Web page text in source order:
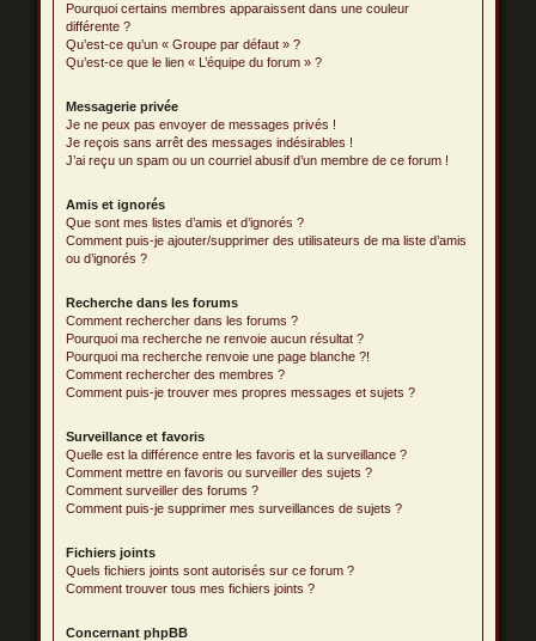
Pourquoi certains membres apparaissent dans une couleur
différente ?
Qu’est-ce qu’un « Groupe par défaut » ?
Qu’est-ce que le lien « L’équipe du forum » ?
Messagerie privée
Je ne peux pas envoyer de messages privés !
Je reçois sans arrêt des messages indésirables !
J’ai reçu un spam ou un courriel abusif d’un membre de ce forum !
Amis et ignorés
Que sont mes listes d’amis et d’ignorés ?
Comment puis-je ajouter/supprimer des utilisateurs de ma liste d’amis
ou d’ignorés ?
Recherche dans les forums
Comment rechercher dans les forums ?
Pourquoi ma recherche ne renvoie aucun résultat ?
Pourquoi ma recherche renvoie une page blanche ?!
Comment rechercher des membres ?
Comment puis-je trouver mes propres messages et sujets ?
Surveillance et favoris
Quelle est la différence entre les favoris et la surveillance ?
Comment mettre en favoris ou surveiller des sujets ?
Comment surveiller des forums ?
Comment puis-je supprimer mes surveillances de sujets ?
Fichiers joints
Quels fichiers joints sont autorisés sur ce forum ?
Comment trouver tous mes fichiers joints ?
Concernant phpBB